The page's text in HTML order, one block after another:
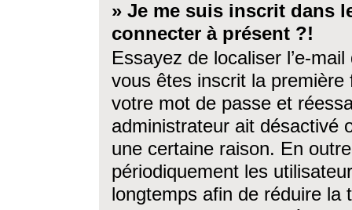
» Je me suis inscrit dans
connecter à présent ?!
Essayez de localiser l’e-
vous êtes inscrit la première
votre mot de passe et
administrateur ait désactivé
une certaine raison. En
périodiquement les
longtemps afin de réduire la